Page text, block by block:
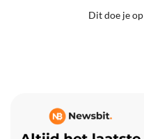
Dit doe je op